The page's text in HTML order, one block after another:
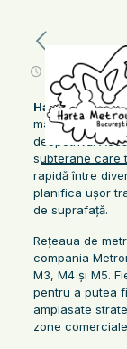
octombrie 27,
Harta
mai importante
deopotrivă.
subterane care
rapidă între
planifica ușor
de suprafață.
Rețeaua de
compania
M3, M4 și M5.
pentru a putea
amplasate
zone